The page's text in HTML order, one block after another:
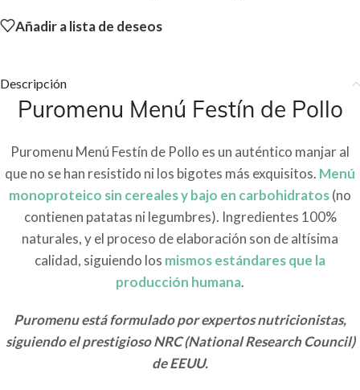
Añadir a lista de deseos
Descripción
Puromenu Menú Festín de Pollo
Puromenu Menú Festín de Pollo es un auténtico manjar al
que no se han resistido ni los bigotes más exquisitos. Menú
monoproteico sin cereales y bajo en carbohidratos(no
contienen patatas ni legumbres). Ingredientes 100%
naturales, y el proceso de elaboración son de altísima
calidad, siguiendo los mismos estándares que la
producción humana.
Puromenu está formulado por expertos nutricionistas,
siguiendo el prestigioso NRC (National Research Council)
de EEUU.